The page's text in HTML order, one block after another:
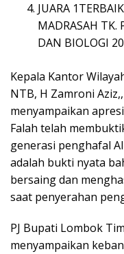
JUARA
MADRASAH TK.
DAN BIOLOGI
Kepala Kantor
NTB, H Zamroni
menyampaikan
Falah telah
generasi penghafal
adalah bukti nyata
bersaing dan
saat penyerahan
PJ Bupati Lombok
menyampaikan